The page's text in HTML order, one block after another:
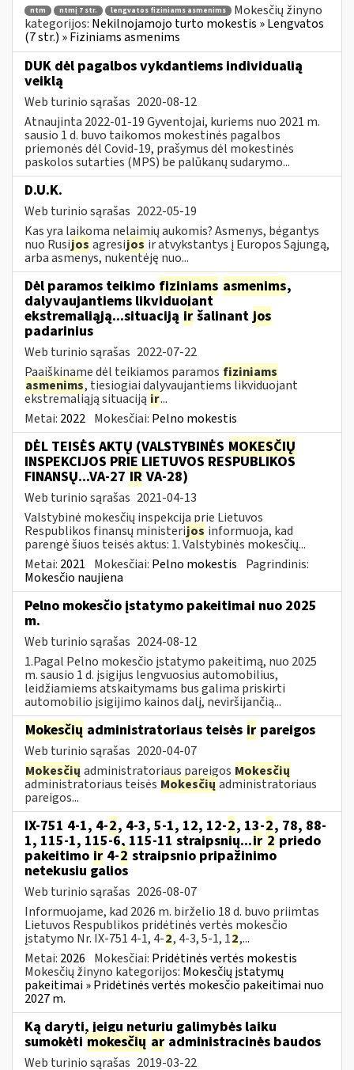
ntm ntmį 7 str. lengvatos fiziniams asmenims
Mokesčių žinyno
kategorijos: Nekilnojamojo turto mokestis » Lengvatos
(7 str.) » Fiziniams asmenims
DUK dėl pagalbos vykdantiems individualią
veiklą
Web turinio sąrašas 2020-08-12
Atnaujinta 2022-01-19 Gyventojai, kuriems nuo 2021 m.
sausio 1 d. buvo taikomos mokestinės pagalbos
priemonės dėl Covid-19, prašymus dėl mokestinės
paskolos sutarties (MPS) be palūkanų sudarymo...
D.U.K.
Web turinio sąrašas 2022-05-19
Kas yra laikoma nelaimių aukomis? Asmenys, bėgantys
nuo Rusijos agresijos ir atvykstantys į Europos Sąjungą,
arba asmenys, nukentėję nuo...
Dėl paramos teikimo fiziniams asmenims,
dalyvaujantiems likviduojant
ekstremaliąją...situaciją ir šalinant jos
padarinius
Web turinio sąrašas 2022-07-22
Paaiškiname dėl teikiamos paramos fiziniams
asmenims, tiesiogiai dalyvaujantiems likviduojant
ekstremaliąją situaciją ir...
Metai: 2022 Mokesčiai: Pelno mokestis
DĖL TEISĖS AKTŲ (VALSTYBINĖS MOKESČIŲ
INSPEKCIJOS PRIE LIETUVOS RESPUBLIKOS
FINANSŲ...VA-27 IR VA-28)
Web turinio sąrašas 2021-04-13
Valstybinė mokesčių inspekcija prie Lietuvos
Respublikos finansų ministerijos informuoja, kad
parengė šiuos teisės aktus: 1. Valstybinės mokesčių...
Metai: 2021 Mokesčiai: Pelno mokestis Pagrindinis:
Mokesčio naujiena
Pelno mokesčio įstatymo pakeitimai nuo 2025
m.
Web turinio sąrašas 2024-08-12
1.Pagal Pelno mokesčio įstatymo pakeitimą, nuo 2025
m. sausio 1 d. įsigijus lengvuosius automobilius,
leidžiamiems atskaitymams bus galima priskirti
automobilio įsigijimo kainos dalį, neviršijančią...
Mokesčių administratoriaus teisės ir pareigos
Web turinio sąrašas 2020-04-07
Mokesčių administratoriaus pareigos Mokesčių
administratoriaus teisės Mokesčių administratoriaus
pareigos...
IX-751 4-1, 4-2, 4-3, 5-1, 12, 12-2, 13-2, 78, 88-
1, 115-1, 115-6, 115-11 straipsnių...ir 2 priedo
pakeitimo ir 4-2 straipsnio pripažinimo
netekusiu galios
Web turinio sąrašas 2026-08-07
Informuojame, kad 2026 m. birželio 18 d. buvo priimtas
Lietuvos Respublikos pridėtinės vertės mokesčio
įstatymo Nr. IX-751 4-1, 4-2, 4-3, 5-1, 12,...
Metai: 2026 Mokesčiai: Pridėtinės vertės mokestis
Mokesčių žinyno kategorijos: Mokesčių įstatymų
pakeitimai » Pridėtinės vertės mokesčio pakeitimai nuo
2027 m.
Ką daryti, jeigu neturiu galimybės laiku
sumokėti mokesčių ar administracinės baudos
Web turinio sąrašas 2019-03-22